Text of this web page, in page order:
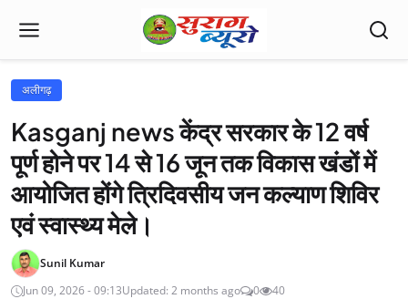
अलीगढ़
Kasganj news केंद्र सरकार के 12 वर्ष
पूर्ण होने पर 14 से 16 जून तक विकास खंडों में
आयोजित होंगे त्रिदिवसीय जन कल्याण शिविर
एवं स्वास्थ्य मेले।
Sunil Kumar
Jun 09, 2026 - 09:13Updated: 2 months ago 0 40